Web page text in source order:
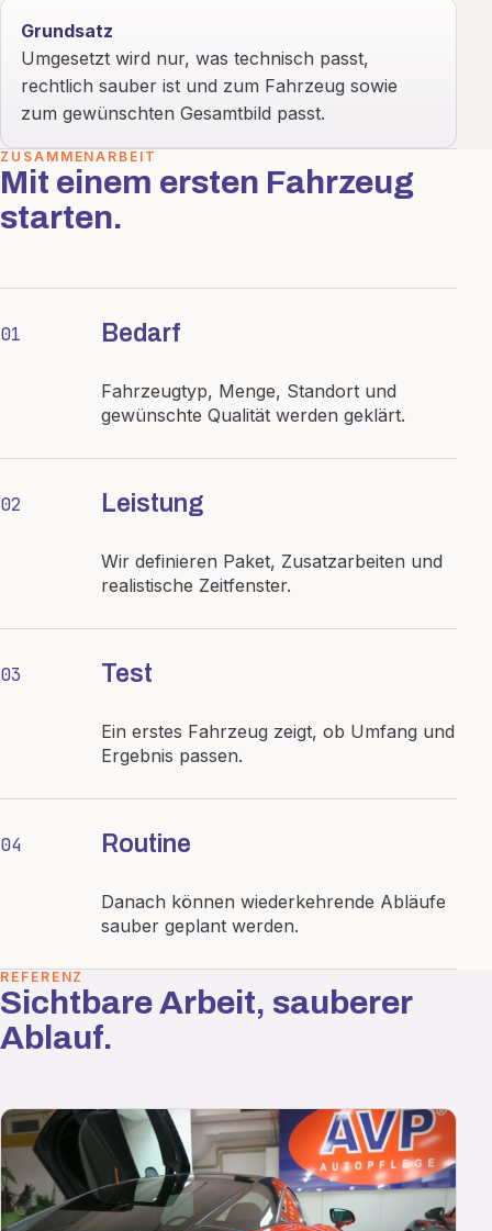
Grundsatz
Umgesetzt wird nur, was technisch passt,
rechtlich sauber ist und zum Fahrzeug sowie
zum gewünschten Gesamtbild passt.
ZUSAMMENARBEIT
Mit einem ersten Fahrzeug
starten.
01 Bedarf
Fahrzeugtyp, Menge, Standort und
gewünschte Qualität werden geklärt.
02 Leistung
Wir definieren Paket, Zusatzarbeiten und
realistische Zeitfenster.
03 Test
Ein erstes Fahrzeug zeigt, ob Umfang und
Ergebnis passen.
04 Routine
Danach können wiederkehrende Abläufe
sauber geplant werden.
REFERENZ
Sichtbare Arbeit, sauberer
Ablauf.